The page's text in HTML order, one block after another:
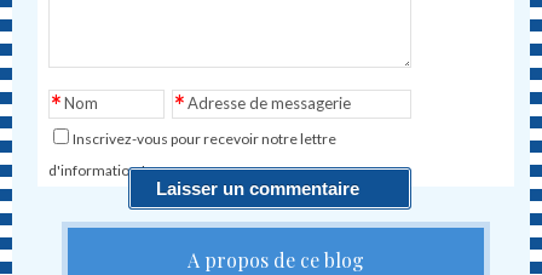
Nom
* Adresse de messagerie
*
Inscrivez-vous pour recevoir notre lettre
d'information !
A propos de ce blog